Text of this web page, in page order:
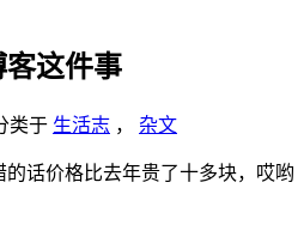
这件事
类于 生活志 ， 杂文
话价格比去年贵了十多块，哎哟